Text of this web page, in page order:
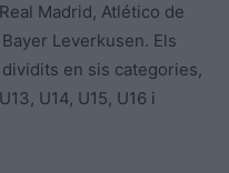
Madrid, Atlético de
Leverkusen. Els
en sis categories,
U14, U15, U16 i